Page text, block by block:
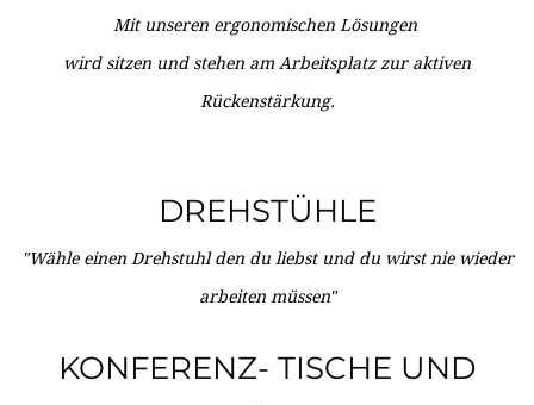
Mit unseren ergonomischen Lösungen
wird sitzen und stehen am Arbeitsplatz zur aktiven
Rückenstärkung.
DREHSTÜHLE
"Wähle einen Drehstuhl den du liebst und du wirst nie wieder
arbeiten müssen"
KONFERENZ- TISCHE UND